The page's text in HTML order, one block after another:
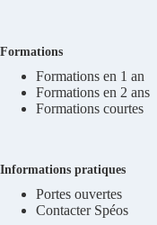
Formations
Formations en 1 an
Formations en 2 ans
Formations courtes
Informations pratiques
Portes ouvertes
Contacter Spéos